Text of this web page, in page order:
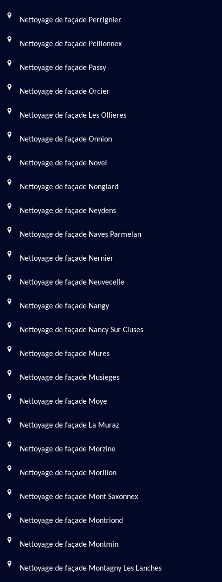
Nettoyage de façade Perrignier
Nettoyage de façade Peillonnex
Nettoyage de façade Passy
Nettoyage de façade Orcier
Nettoyage de façade Les Ollieres
Nettoyage de façade Onnion
Nettoyage de façade Novel
Nettoyage de façade Nonglard
Nettoyage de façade Neydens
Nettoyage de façade Naves Parmelan
Nettoyage de façade Nernier
Nettoyage de façade Neuvecelle
Nettoyage de façade Nangy
Nettoyage de façade Nancy Sur Cluses
Nettoyage de façade Mures
Nettoyage de façade Musieges
Nettoyage de façade Moye
Nettoyage de façade La Muraz
Nettoyage de façade Morzine
Nettoyage de façade Morillon
Nettoyage de façade Mont Saxonnex
Nettoyage de façade Montriond
Nettoyage de façade Montmin
Nettoyage de façade Montagny Les Lanches